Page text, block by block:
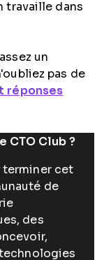
travaille dans
un
pas de
réponses
CTO Club ?
terminer cet
de
des